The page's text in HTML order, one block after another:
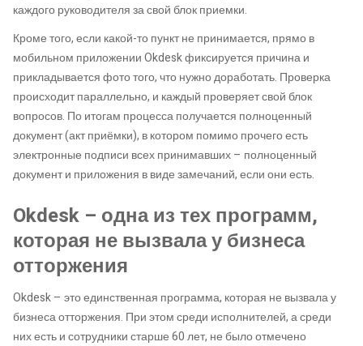
каждого руководителя за свой блок приемки.
Кроме того, если какой-то пункт не принимается, прямо в
мобильном приложении Okdesk фиксируется причина и
прикладывается фото того, что нужно доработать. Проверка
происходит параллельно, и каждый проверяет свой блок
вопросов. По итогам процесса получается полноценный
документ (акт приёмки), в котором помимо прочего есть
электронные подписи всех принимавших – полноценный
документ и приложения в виде замечаний, если они есть.
Okdesk – одна из тех программ,
которая не вызвала у бизнеса
отторжения
Okdesk – это единственная программа, которая не вызвала у
бизнеса отторжения. При этом среди исполнителей, а среди
них есть и сотрудники старше 60 лет, не было отмечено